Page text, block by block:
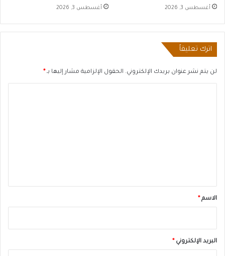
أغسطس 3, 2026 أغسطس 3, 2026
اترك تعليقاً
لن يتم نشر عنوان بريدك الإلكتروني. الحقول الإلزامية مشار إليها بـ*
*الاسم*
البريد الإلكتروني*